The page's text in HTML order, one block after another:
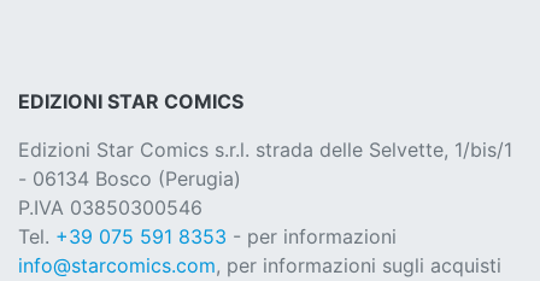
EDIZIONI STAR COMICS
Edizioni Star Comics s.r.l. strada delle Selvette, 1/bis/1
- 06134 Bosco (Perugia)
P.IVA 03850300546
Tel. +39 075 591 8353 - per informazioni
info@starcomics.com, per informazioni sugli acquisti